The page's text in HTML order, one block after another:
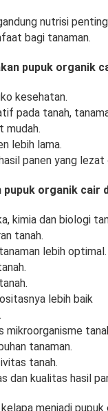
nutrisi
bagi tanaman.
pupuk organik
kesehatan.
pada tanah,
mudah.
lebih lama.
panen yang
organik cair
kimia dan biologi
tanah.
lebih optimal.
lebih baik
tanaman.
tanah.
dan kualitas hasil
menjadi